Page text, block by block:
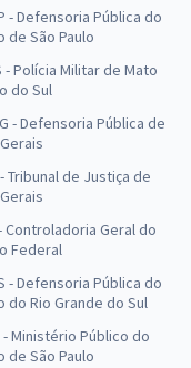
- Defensoria Pública do
de São Paulo
- Polícia Militar de Mato
do Sul
- Defensoria Pública de
- Tribunal de Justiça de
Controladoria Geral do
Federal
- Defensoria Pública do
do Rio Grande do Sul
- Ministério Público do
de São Paulo